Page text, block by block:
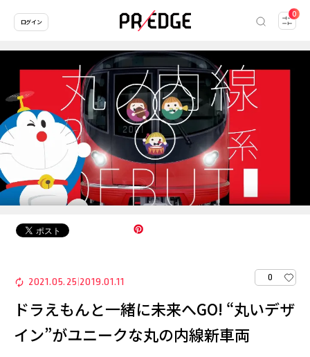
0
ログイン
2021.05.25 2019.01.11 0
ドラえもんと一緒に未来へGO! “丸いデザ
イン”がユニークな丸の内線新車両